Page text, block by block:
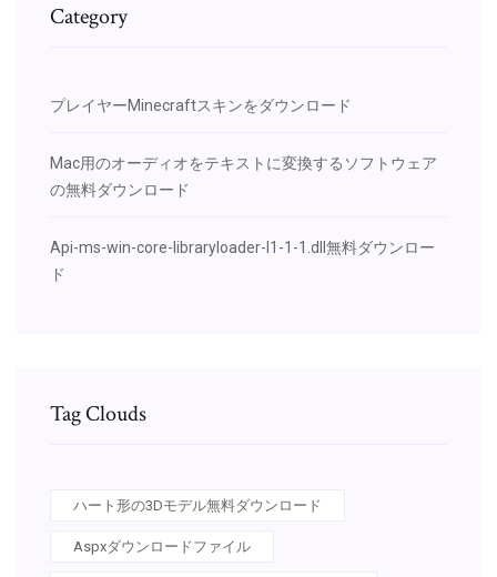
Category
プレイヤーMinecraftスキンをダウンロード
Mac用のオーディオをテキストに変換するソフトウェア
の無料ダウンロード
Api-ms-win-core-libraryloader-l1-1-1.dll無料ダウンロー
ド
Tag Clouds
ハート形の3Dモデル無料ダウンロード
Aspxダウンロードファイル